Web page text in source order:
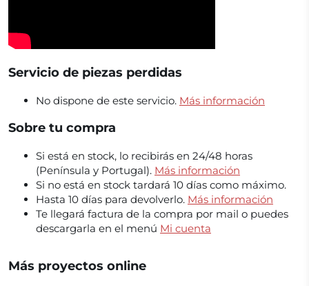
Servicio de piezas perdidas
No dispone de este servicio. Más información
Sobre tu compra
Si está en stock, lo recibirás en 24/48 horas
(Península y Portugal). Más información
Si no está en stock tardará 10 días como máximo.
Hasta 10 días para devolverlo. Más información
Te llegará factura de la compra por mail o puedes
descargarla en el menú Mi cuenta
Más proyectos online